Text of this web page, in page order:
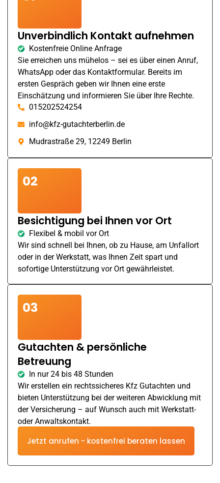
Unverbindlich Kontakt aufnehmen
Kostenfreie Online Anfrage
Sie erreichen uns mühelos – sei es über einen Anruf,
WhatsApp oder das Kontaktformular. Bereits im
ersten Gespräch geben wir Ihnen eine erste
Einschätzung und informieren Sie über Ihre Rechte.
015202524254
info@kfz-gutachterberlin.de
Mudrastraße 29, 12249 Berlin
02
Besichtigung bei Ihnen vor Ort
Flexibel & mobil vor Ort
Wir sind schnell bei Ihnen, ob zu Hause, am Unfallort
oder in der Werkstatt, was Ihnen Zeit spart und
sofortige Unterstützung vor Ort gewährleistet.
03
Gutachten & persönliche
Betreuung
In nur 24 bis 48 Stunden
Wir erstellen ein rechtssicheres Kfz Gutachten und
bieten Unterstützung bei der weiteren Abwicklung mit
der Versicherung – auf Wunsch auch mit Werkstatt-
oder Anwaltskontakt.
Jetzt anrufen - kostenfrei beraten lassen